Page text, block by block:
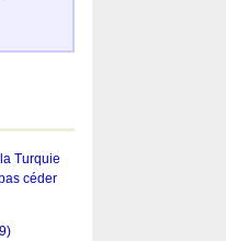
Turquie
céder